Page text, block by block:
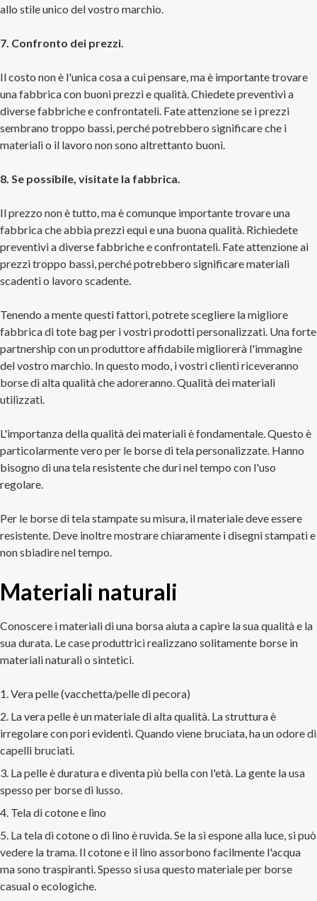
allo stile unico del vostro marchio.
7. Confronto dei prezzi.
Il costo non è l'unica cosa a cui pensare, ma è importante trovare
una fabbrica con buoni prezzi e qualità. Chiedete preventivi a
diverse fabbriche e confrontateli. Fate attenzione se i prezzi
sembrano troppo bassi, perché potrebbero significare che i
materiali o il lavoro non sono altrettanto buoni.
8. Se possibile, visitate la fabbrica.
Il prezzo non è tutto, ma è comunque importante trovare una
fabbrica che abbia prezzi equi e una buona qualità. Richiedete
preventivi a diverse fabbriche e confrontateli. Fate attenzione ai
prezzi troppo bassi, perché potrebbero significare materiali
scadenti o lavoro scadente.
Tenendo a mente questi fattori, potrete scegliere la migliore
fabbrica di tote bag per i vostri prodotti personalizzati. Una forte
partnership con un produttore affidabile migliorerà l'immagine
del vostro marchio. In questo modo, i vostri clienti riceveranno
borse di alta qualità che adoreranno. Qualità dei materiali
utilizzati.
L'importanza della qualità dei materiali è fondamentale. Questo è
particolarmente vero per le borse di tela personalizzate. Hanno
bisogno di una tela resistente che duri nel tempo con l'uso
regolare.
Per le borse di tela stampate su misura, il materiale deve essere
resistente. Deve inoltre mostrare chiaramente i disegni stampati e
non sbiadire nel tempo.
Materiali naturali
Conoscere i materiali di una borsa aiuta a capire la sua qualità e la
sua durata. Le case produttrici realizzano solitamente borse in
materiali naturali o sintetici.
Vera pelle (vacchetta/pelle di pecora)
La vera pelle è un materiale di alta qualità. La struttura è
irregolare con pori evidenti. Quando viene bruciata, ha un odore di
capelli bruciati.
La pelle è duratura e diventa più bella con l'età. La gente la usa
spesso per borse di lusso.
Tela di cotone e lino
La tela di cotone o di lino è ruvida. Se la si espone alla luce, si può
vedere la trama. Il cotone e il lino assorbono facilmente l'acqua
ma sono traspiranti. Spesso si usa questo materiale per borse
casual o ecologiche.